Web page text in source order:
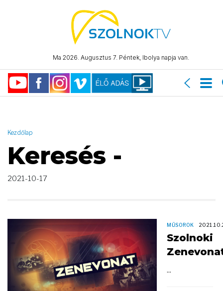
Ma 2026. Augusztus 7. Péntek, Ibolya napja van.
"2021-10-17 23:59:59" )
Kezdőlap
Keresés -
2021-10-17
MŰSOROK
Szolnoki
...